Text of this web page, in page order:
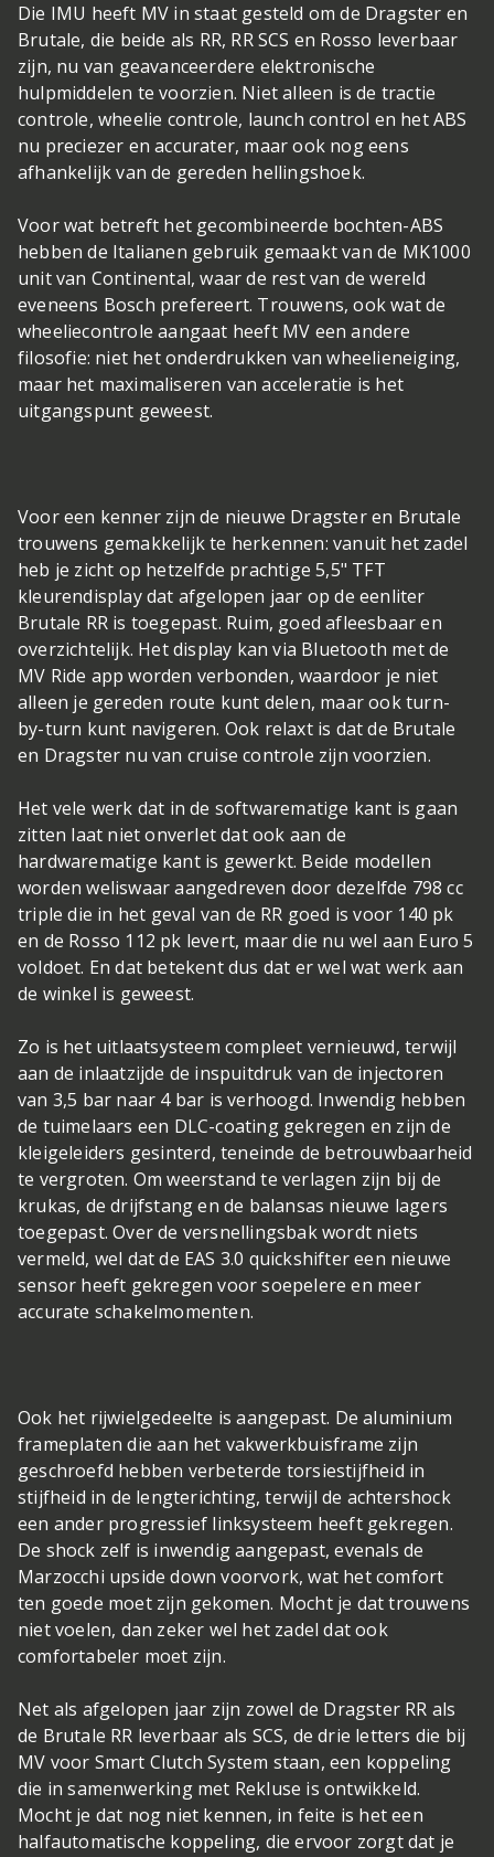
Die IMU heeft MV in staat gesteld om de Dragster en
Brutale, die beide als RR, RR SCS en Rosso leverbaar
zijn, nu van geavanceerdere elektronische
hulpmiddelen te voorzien. Niet alleen is de tractie
controle, wheelie controle, launch control en het ABS
nu preciezer en accurater, maar ook nog eens
afhankelijk van de gereden hellingshoek.
Voor wat betreft het gecombineerde bochten-ABS
hebben de Italianen gebruik gemaakt van de MK1000
unit van Continental, waar de rest van de wereld
eveneens Bosch prefereert. Trouwens, ook wat de
wheeliecontrole aangaat heeft MV een andere
filosofie: niet het onderdrukken van wheelieneiging,
maar het maximaliseren van acceleratie is het
uitgangspunt geweest.
Voor een kenner zijn de nieuwe Dragster en Brutale
trouwens gemakkelijk te herkennen: vanuit het zadel
heb je zicht op hetzelfde prachtige 5,5" TFT
kleurendisplay dat afgelopen jaar op de eenliter
Brutale RR is toegepast. Ruim, goed afleesbaar en
overzichtelijk. Het display kan via Bluetooth met de
MV Ride app worden verbonden, waardoor je niet
alleen je gereden route kunt delen, maar ook turn-
by-turn kunt navigeren. Ook relaxt is dat de Brutale
en Dragster nu van cruise controle zijn voorzien.
Het vele werk dat in de softwarematige kant is gaan
zitten laat niet onverlet dat ook aan de
hardwarematige kant is gewerkt. Beide modellen
worden weliswaar aangedreven door dezelfde 798 cc
triple die in het geval van de RR goed is voor 140 pk
en de Rosso 112 pk levert, maar die nu wel aan Euro 5
voldoet. En dat betekent dus dat er wel wat werk aan
de winkel is geweest.
Zo is het uitlaatsysteem compleet vernieuwd, terwijl
aan de inlaatzijde de inspuitdruk van de injectoren
van 3,5 bar naar 4 bar is verhoogd. Inwendig hebben
de tuimelaars een DLC-coating gekregen en zijn de
kleigeleiders gesinterd, teneinde de betrouwbaarheid
te vergroten. Om weerstand te verlagen zijn bij de
krukas, de drijfstang en de balansas nieuwe lagers
toegepast. Over de versnellingsbak wordt niets
vermeld, wel dat de EAS 3.0 quickshifter een nieuwe
sensor heeft gekregen voor soepelere en meer
accurate schakelmomenten.
Ook het rijwielgedeelte is aangepast. De aluminium
frameplaten die aan het vakwerkbuisframe zijn
geschroefd hebben verbeterde torsiestijfheid in
stijfheid in de lengterichting, terwijl de achtershock
een ander progressief linksysteem heeft gekregen.
De shock zelf is inwendig aangepast, evenals de
Marzocchi upside down voorvork, wat het comfort
ten goede moet zijn gekomen. Mocht je dat trouwens
niet voelen, dan zeker wel het zadel dat ook
comfortabeler moet zijn.
Net als afgelopen jaar zijn zowel de Dragster RR als
de Brutale RR leverbaar als SCS, de drie letters die bij
MV voor Smart Clutch System staan, een koppeling
die in samenwerking met Rekluse is ontwikkeld.
Mocht je dat nog niet kennen, in feite is het een
halfautomatische koppeling, die ervoor zorgt dat je